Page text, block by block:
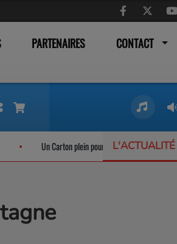
PARTENAIRES CONTACT
Un Carton plein pour les trains liO qui ne désemplissent